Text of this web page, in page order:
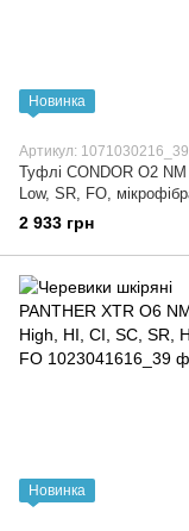
Новинка
Артикул: 1071030216_39
Туфлі CONDOR O2
Low, SR, FO,
ПУ Bennon
2 933 грн
Новинка